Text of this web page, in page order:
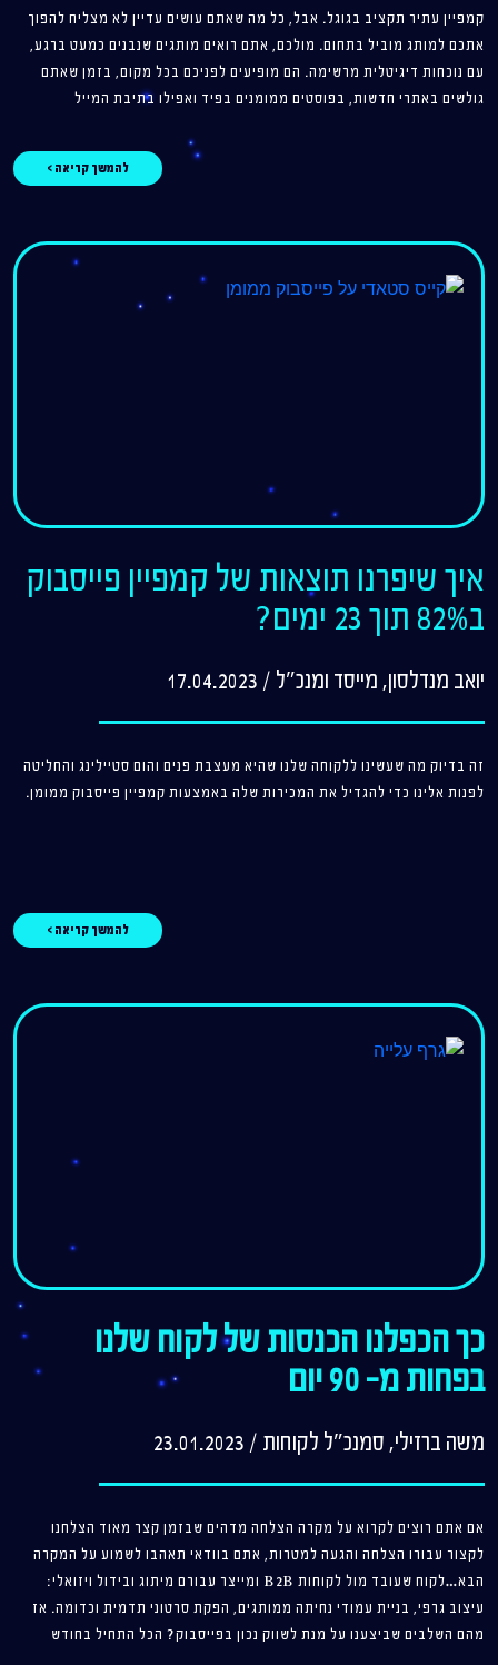
קמפיין עתיר תקציב בגוגל. אבל, כל מה שאתם עושים עדיין לא מצליח להפוך
אתכם למותג מוביל בתחום. מולכם, אתם רואים מותגים שנבנים כמעט ברגע,
עם נוכחות דיגיטלית מרשימה. הם מופיעים לפניכם בכל מקום, בזמן שאתם
גולשים באתרי חדשות, בפוסטים ממומנים בפיד ואפילו בתיבת המייל
להמשך קריאה >
איך שיפרנו תוצאות של קמפיין פייסבוק
ב82% תוך 23 ימים?
יואב מנדלסון, מייסד ומנכ"ל /
17.04.2023
זה בדיוק מה שעשינו ללקוחה שלנו שהיא מעצבת פנים והום סטיילינג והחליטה
לפנות אלינו כדי להגדיל את המכירות שלה באמצעות קמפיין פייסבוק ממומן.
להמשך קריאה >
כך הכפלנו הכנסות של לקוח שלנו
בפחות מ- 90 יום
משה ברזילי, סמנכ"ל לקוחות /
23.01.2023
אם אתם רוצים לקרוא על מקרה הצלחה מדהים שבזמן קצר מאוד הצלחנו
לקצור עבורו הצלחה והגעה למטרות, אתם בוודאי תאהבו לשמוע על המקרה
הבא…לקוח שעובד מול לקוחות B2B ומייצר עבורם מיתוג ובידול ויזואלי:
עיצוב גרפי, בניית עמודי נחיתה ממותגים, הפקת סרטוני תדמית וכדומה. אז
מהם השלבים שביצענו על מנת לשווק נכון בפייסבוק? הכל התחיל בחודש